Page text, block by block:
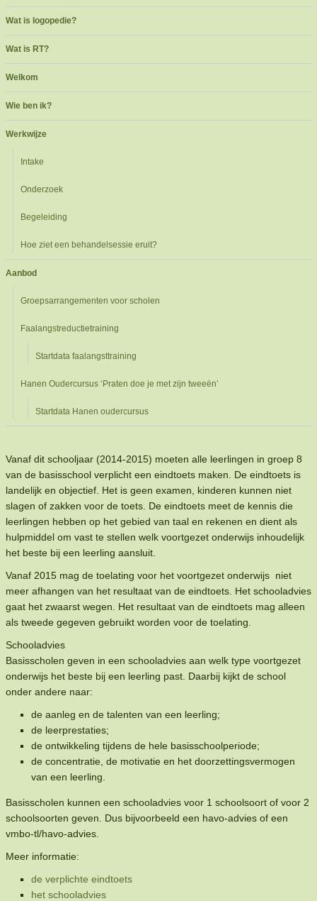
Wat is logopedie?
Wat is RT?
Welkom
Wie ben ik?
Werkwijze
Intake
Onderzoek
Begeleiding
Hoe ziet een behandelsessie eruit?
Aanbod
Groepsarrangementen voor scholen
Faalangstreductietraining
Startdata faalangsttraining
Hanen Oudercursus ‘Praten doe je met zijn tweeën’
Startdata Hanen oudercursus
Vanaf dit schooljaar (2014-2015) moeten alle leerlingen in groep 8
van de basisschool verplicht een eindtoets maken. De eindtoets is
landelijk en objectief. Het is geen examen, kinderen kunnen niet
slagen of zakken voor de toets. De eindtoets meet de kennis die
leerlingen hebben op het gebied van taal en rekenen en dient als
hulpmiddel om vast te stellen welk voortgezet onderwijs inhoudelijk
het beste bij een leerling aansluit.
Vanaf 2015 mag de toelating voor het voortgezet onderwijs niet
meer afhangen van het resultaat van de eindtoets. Het schooladvies
gaat het zwaarst wegen. Het resultaat van de eindtoets mag alleen
als tweede gegeven gebruikt worden voor de toelating.
Schooladvies
Basisscholen geven in een schooladvies aan welk type voortgezet
onderwijs het beste bij een leerling past. Daarbij kijkt de school
onder andere naar:
de aanleg en de talenten van een leerling;
de leerprestaties;
de ontwikkeling tijdens de hele basisschoolperiode;
de concentratie, de motivatie en het doorzettingsvermogen
van een leerling.
Basisscholen kunnen een schooladvies voor 1 schoolsoort of voor 2
schoolsoorten geven. Dus bijvoorbeeld een havo-advies of een
vmbo-tl/havo-advies.
Meer informatie:
de verplichte eindtoets
het schooladvies